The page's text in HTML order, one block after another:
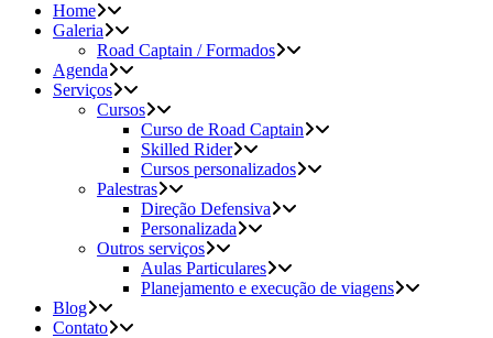
Home
Galeria
Road Captain / Formados
Agenda
Serviços
Cursos
Curso de Road Captain
Skilled Rider
Cursos personalizados
Palestras
Direção Defensiva
Personalizada
Outros serviços
Aulas Particulares
Planejamento e execução de viagens
Blog
Contato